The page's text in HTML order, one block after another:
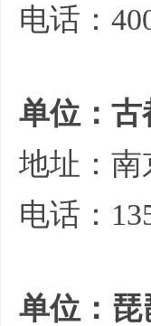
电话：
单位：古
地址：南
电话：
单位：琵